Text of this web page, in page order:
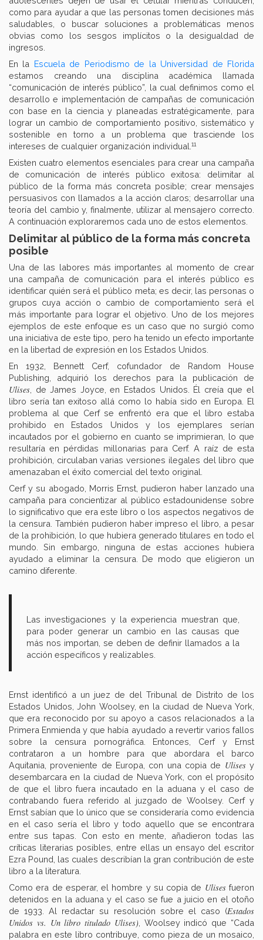
como para ayudar a que las personas tomen decisiones más
saludables, o buscar soluciones a problemáticas menos
obvias como los sesgos implícitos o la desigualdad de
ingresos.
En la Escuela de Periodismo de la Universidad de Florida
estamos creando una disciplina académica llamada
“comunicación de interés público”, la cual definimos como el
desarrollo e implementación de campañas de comunicación
con base en la ciencia y planeadas estratégicamente, para
lograr un cambio de comportamiento positivo, sistemático y
sostenible en torno a un problema que trasciende los
intereses de cualquier organización individual. 11
Existen cuatro elementos esenciales para crear una campaña
de comunicación de interés público exitosa: delimitar al
público de la forma más concreta posible; crear mensajes
persuasivos con llamados a la acción claros; desarrollar una
teoría del cambio y, finalmente, utilizar al mensajero correcto.
A continuación exploraremos cada uno de estos elementos.
Delimitar al público de la forma más concreta
posible
Una de las labores más importantes al momento de crear
una campaña de comunicación para el interés público es
identificar quién será el público meta; es decir, las personas o
grupos cuya acción o cambio de comportamiento será el
más importante para lograr el objetivo. Uno de los mejores
ejemplos de este enfoque es un caso que no surgió como
una iniciativa de este tipo, pero ha tenido un efecto importante
en la libertad de expresión en los Estados Unidos.
En 1932, Bennett Cerf, cofundador de Random House
Publishing, adquirió los derechos para la publicación de
Ulises , de James Joyce, en Estados Unidos. Él creía que el
libro sería tan exitoso allá como lo había sido en Europa. El
problema al que Cerf se enfrentó era que el libro estaba
prohibido en Estados Unidos y los ejemplares serían
incautados por el gobierno en cuanto se imprimieran, lo que
resultaría en pérdidas millonarias para Cerf. A raíz de esta
prohibición, circulaban varias versiones ilegales del libro que
amenazaban el éxito comercial del texto original.
Cerf y su abogado, Morris Ernst, pudieron haber lanzado una
campaña para concientizar al público estadounidense sobre
lo significativo que era este libro o los aspectos negativos de
la censura. También pudieron haber impreso el libro, a pesar
de la prohibición, lo que hubiera generado titulares en todo el
mundo. Sin embargo, ninguna de estas acciones hubiera
ayudado a eliminar la censura. De modo que eligieron un
camino diferente.
Las investigaciones y la experiencia muestran que,
para poder generar un cambio en las causas que
más nos importan, se deben de definir llamados a la
acción específicos y realizables.
Ernst identificó a un juez de del Tribunal de Distrito de los
Estados Unidos, John Woolsey, en la ciudad de Nueva York,
que era reconocido por su apoyo a casos relacionados a la
Primera Enmienda y que había ayudado a revertir varios fallos
sobre la censura pornográfica. Entonces, Cerf y Ernst
contrataron a un hombre para que abordara el barco
Aquitania, proveniente de Europa, con una copia de Ulisesy
desembarcara en la ciudad de Nueva York, con el propósito
de que el libro fuera incautado en la aduana y el caso de
contrabando fuera referido al juzgado de Woolsey. Cerf y
Ernst sabían que lo único que se consideraría como evidencia
en el caso sería el libro y todo aquello que se encontrara
entre sus tapas. Con esto en mente, añadieron todas las
críticas literarias posibles, entre ellas un ensayo del escritor
Ezra Pound, las cuales describían la gran contribución de este
libro a la literatura.
Como era de esperar, el hombre y su copia de Ulisesfueron
detenidos en la aduana y el caso se fue a juicio en el otoño
de 1933. Al redactar su resolución sobre el caso (Estados
Unidos vs. Un libro titulado Ulises), Woolsey indicó que “Cada
palabra en este libro contribuye, como pieza de un mosaico,